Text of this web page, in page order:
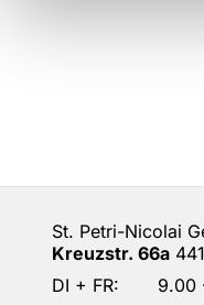
St. Petri-Nicolai
Kreuzstr. 66a
DI + FR: 9.00 -